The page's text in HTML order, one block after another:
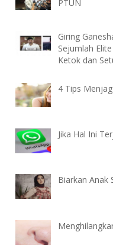
PTUN
Giring
Sejumlah
Ketok dan
4 Tips
Jika Hal Ini
Biarkan Anak